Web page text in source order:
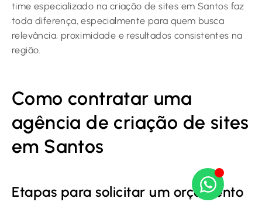
time especializado na criação de sites em Santos faz
toda diferença, especialmente para quem busca
relevância, proximidade e resultados consistentes na
região.
Como contratar uma
agência de criação de sites
em Santos
Etapas para solicitar um orçamento